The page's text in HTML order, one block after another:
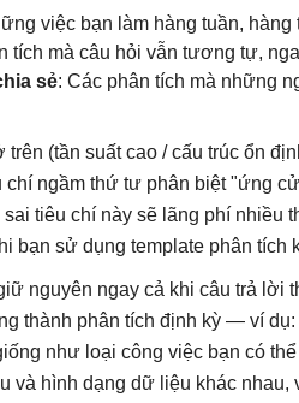
việc bạn làm hàng tuần, hàng
tích mà câu hỏi vẫn tương tự,
sẻ: Các phân tích mà những
trên (tần suất cao / cấu trúc ổn
ngầm thứ tư phân biệt "ứng
tiêu chí này sẽ lãng phí nhiều
bạn sử dụng template phân tích
nguyên ngay cả khi câu trả lời
thành phân tích định kỳ — ví
như loại công việc bạn có
và hình dạng dữ liệu khác nhau,